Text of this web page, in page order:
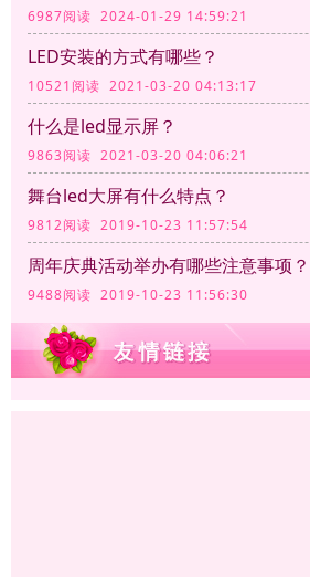
6987阅读 2024-01-29 14:59:21
LED安装的方式有哪些？
10521阅读 2021-03-20 04:13:17
什么是led显示屏？
9863阅读 2021-03-20 04:06:21
舞台led大屏有什么特点？
9812阅读 2019-10-23 11:57:54
周年庆典活动举办有哪些注意事项？
9488阅读 2019-10-23 11:56:30